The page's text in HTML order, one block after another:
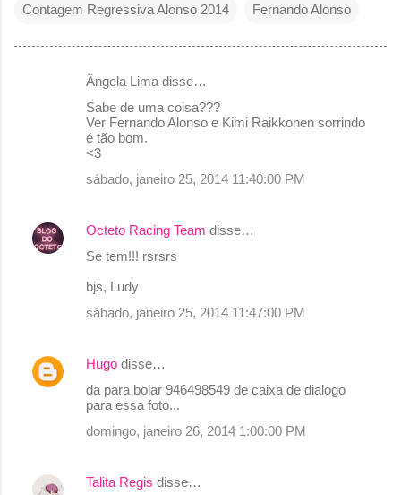
Contagem Regressiva Alonso 2014 Fernando Alonso
á
Ângela Lima disse…
Sabe de uma coisa???
Ver Fernando Alonso e Kimi Raikkonen sorrindo
é tão bom.
<3
sábado, janeiro 25, 2014 11:40:00 PM
Octeto Racing Team disse…
Se tem!!! rsrsrs
bjs, Ludy
sábado, janeiro 25, 2014 11:47:00 PM
Hugo disse…
da para bolar 946498549 de caixa de dialogo
para essa foto...
domingo, janeiro 26, 2014 1:00:00 PM
Talita Regis disse…